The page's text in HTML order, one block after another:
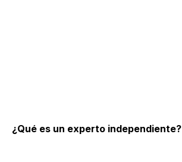
¿Qué es un experto independiente?